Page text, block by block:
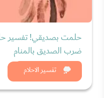
تفسير الاحلام
حلمت بصديقي! تفسير
ضرب الصديق بالمنام
شاهد الان